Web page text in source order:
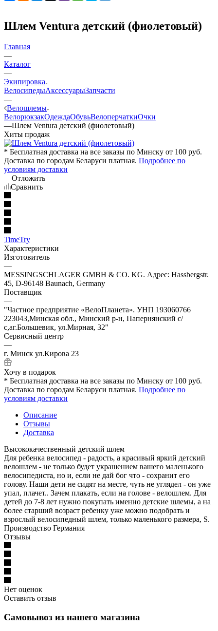
Шлем Ventura детский (фиолетовый)
Главная
—
Каталог
—
Экипировка
ВелосипедыАксессуарыЗапчасти
—
Велошлемы
ВелорюкзакОдеждаОбувьВелоперчаткиОчки
—Шлем Ventura детский (фиолетовый)
Хиты продаж
* Бесплатная доставка на все заказы по Минску от 100 руб.
Доставка по городам Беларуси платная. Подробнее по
условиям доставки
Отложить
Сравнить
TimeTry
Характеристики
Изготовитель
—
MESSINGSCHLAGER GMBH & CO. KG. Адрес: Hassbergstr.
45, D-96148 Baunach, Germany
Поставщик
—
"Частное предприятие «ВелоПланета». УНП 193060766
223043,Минская обл., Минский р-н, Папернянский с/
с,аг.Большевик, ул.Мирная, 32"
Сервисный центр
—
г. Минск ул.Кирова 23
Хочу в подарок
* Бесплатная доставка на все заказы по Минску от 100 руб.
Доставка по городам Беларуси платная. Подробнее по
условиям доставки
Описание
Отзывы
Доставка
Высококачественный детский шлем
Для ребенка велосипед - радость, а красивый яркий детский
велошлем - не только будет украшением вашего маленького
велосипедиста, но и, если не дай бог что - сохранит его
голову. Наши дети не сидят на месте, чуть не углядел - он уже
упал, плачет.. Зачем плакать, если на голове - велошлем. Для
детей до 7-8 лет нужно покупать именно детские шлемы, а на
более старший возраст ребенку уже можно подобрать и
взрослый велосипедный шлем, только маленького размера, S.
Производство Германия
Отзывы
Нет оценок
Оставить отзыв
Самовывоз из нашего магазина